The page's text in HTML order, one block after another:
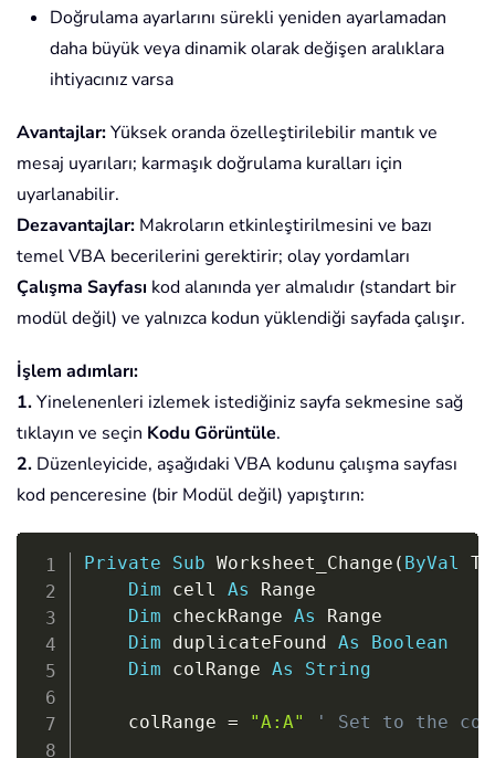
Doğrulama ayarlarını sürekli yeniden ayarlamadan
daha büyük veya dinamik olarak değişen aralıklara
ihtiyacınız varsa
Avantajlar:Yüksek oranda özelleştirilebilir mantık ve
mesaj uyarıları; karmaşık doğrulama kuralları için
uyarlanabilir.
Dezavantajlar: Makroların etkinleştirilmesini ve bazı
temel VBA becerilerini gerektirir; olay yordamları
Çalışma Sayfası kod alanında yer almalıdır (standart bir
modül değil) ve yalnızca kodun yüklendiği sayfada çalışır.
İşlem adımları:
1.Yinelenenleri izlemek istediğiniz sayfa sekmesine sağ
tıklayın ve seçin Kodu Görüntüle.
2. Düzenleyicide, aşağıdaki VBA kodunu çalışma sayfası
kod penceresine (bir Modül değil) yapıştırın:
Private Sub Worksheet_Change ( ByVal
Dim cell As Range
Dim checkRange As Range
Dim duplicateFound As
Boolean
Dim colRange As String
    colRange
= "A:A" ' Set to the
Copy